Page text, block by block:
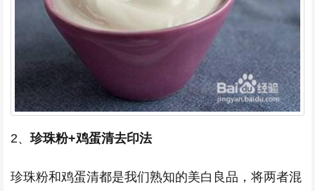
2、 珍珠粉+鸡蛋清去印法
珍珠粉和鸡蛋清都是我们熟知的美白良品，将两者混